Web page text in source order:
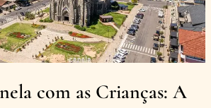
com as Crianças: A